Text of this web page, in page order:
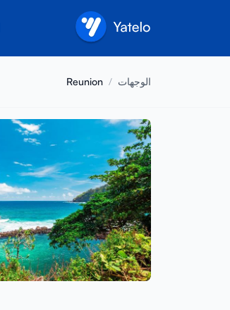
الوجهات /
Reunion